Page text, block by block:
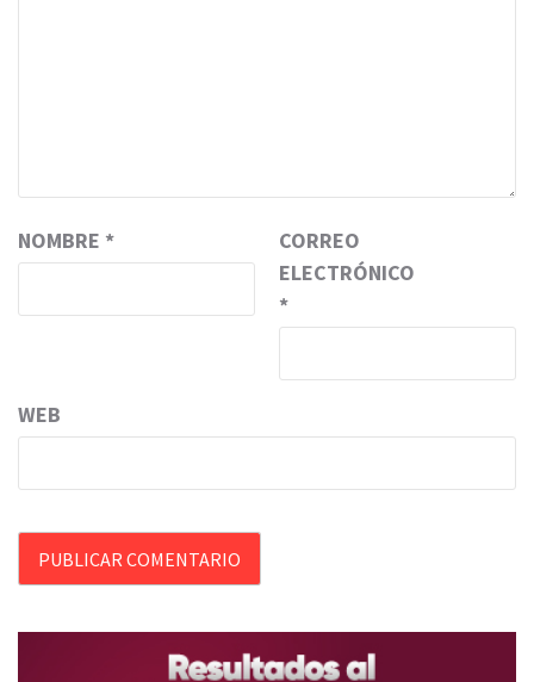
NOMBRE *
CORREO
ELECTRÓNICO
*
WEB